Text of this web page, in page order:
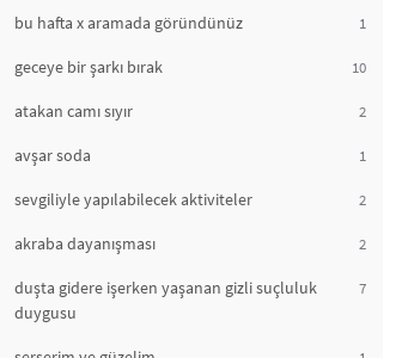
bu hafta x aramada göründünüz 1
geceye bir şarkı bırak 10
atakan camı sıyır 2
avşar soda 1
sevgiliyle yapılabilecek aktiviteler 2
akraba dayanışması 2
duşta gidere işerken yaşanan gizli suçluluk
duygusu
7